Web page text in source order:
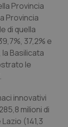
Provincia
Provincia
di quella
37,2% e
Basilicata
le
innovativi
milioni di
(141,3